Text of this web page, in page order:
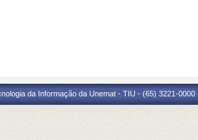
da Informação da Unemat - TIU - (65) 3221-